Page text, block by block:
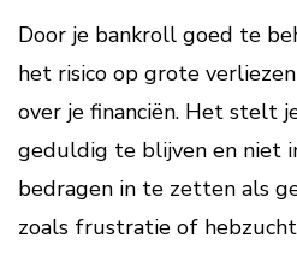
Door je bankroll goed te
het risico op grote
over je financiën. Het stelt
geduldig te blijven en niet
bedragen in te zetten als
zoals frustratie of